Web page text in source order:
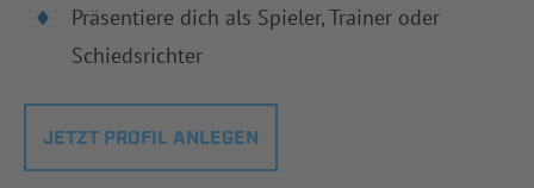
Präsentiere dich als Spieler, Trainer oder
Schiedsrichter
JETZT PROFIL ANLEGEN